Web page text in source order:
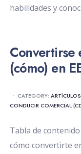
habilidades y
Convertirse
(cómo) en
• CATEGORY:
CONDUCIR COMERCIAL
Tabla de
cómo convertirte